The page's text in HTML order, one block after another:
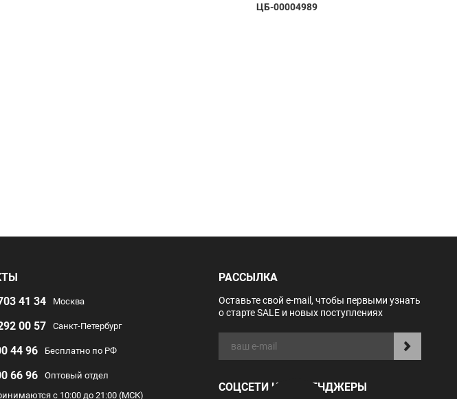
ЦБ-00004989
41 34
Москва
00 57 Санкт-Петербург
44 96 Бесплатно по РФ
66 96
Оптовый отдел
с 10:00 до 21:00 (МСК)
РАССЫЛКА
Оставьте свой e-mail, чтобы первыми узнать
о старте SALE и новых поступлениях
СОЦСЕТИ И МЕССЕНДЖЕРЫ